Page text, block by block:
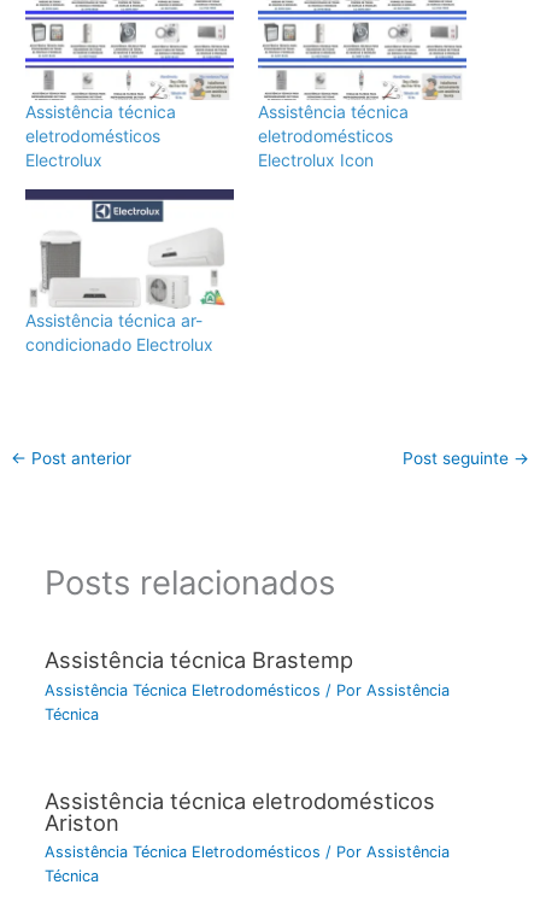
Assistência técnica
eletrodomésticos
Electrolux
Assistência técnica
eletrodomésticos
Electrolux Icon
Assistência técnica ar-
condicionado Electrolux
← Post anterior Post seguinte →
Posts relacionados
Assistência técnica Brastemp
Assistência Técnica Eletrodomésticos / Por Assistência
Técnica
Assistência técnica eletrodomésticos
Ariston
Assistência Técnica Eletrodomésticos / Por Assistência
Técnica